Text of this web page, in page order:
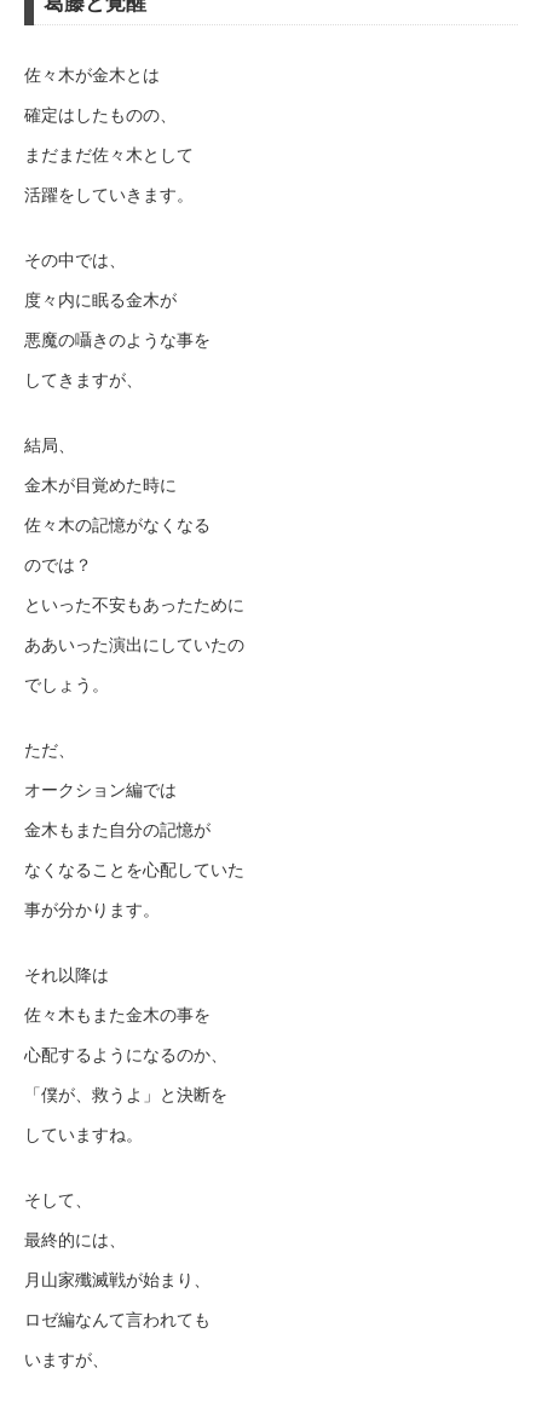
佐々木が金木とは
確定はしたものの、
まだまだ佐々木として
活躍をしていきます。
その中では、
度々内に眠る金木が
悪魔の囁きのような事を
してきますが、
結局、
金木が目覚めた時に
佐々木の記憶がなくなる
のでは？
といった不安もあったために
ああいった演出にしていたの
でしょう。
ただ、
オークション編では
金木もまた自分の記憶が
なくなることを心配していた
事が分かります。
それ以降は
佐々木もまた金木の事を
心配するようになるのか、
「僕が、救うよ」と決断を
していますね。
そして、
最終的には、
月山家殲滅戦が始まり、
ロゼ編なんて言われても
いますが、